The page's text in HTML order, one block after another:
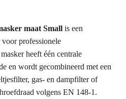
maat Small is een
professionele
heeft één centrale
en wordt gecombineerd met een
gas- en dampfilter of
volgens EN 148-1.